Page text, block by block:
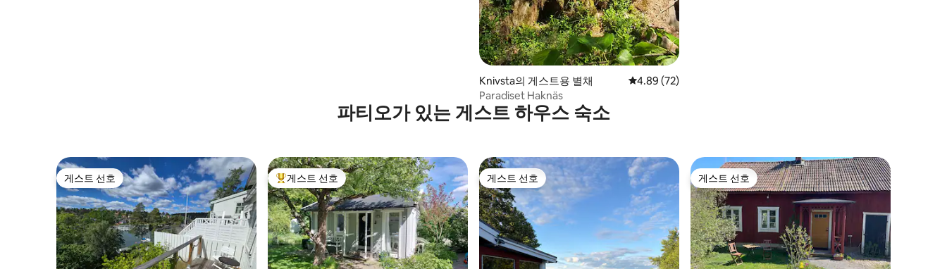
Knivsta의 게스트용 별채 평점 4.89점(5점 만점), 후기 72개
4.89 (72)
Paradiset Haknäs
파티오가 있는 게스트 하우스 숙소
게스트 선호
게스트 선호 상위 게스트 선호
게스트 선호 게스트 선호
게스트 선호 게스트 선호
게스트 선호